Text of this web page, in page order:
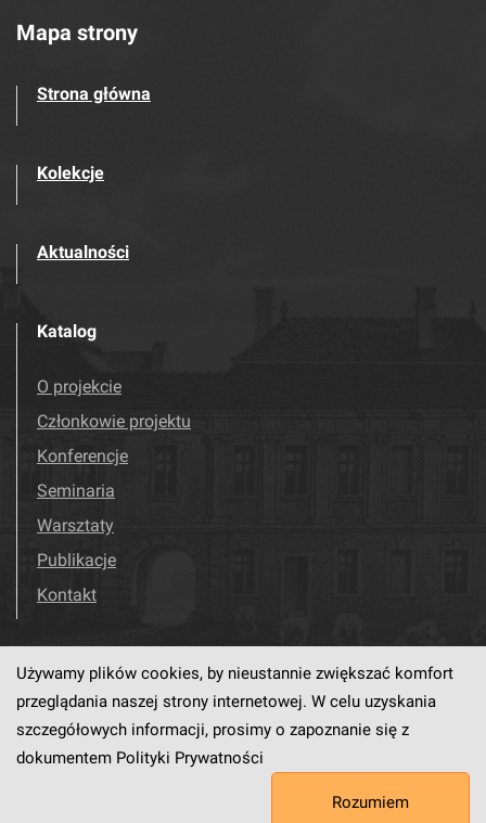
Mapa strony
Strona główna
Kolekcje
Aktualności
Katalog
O projekcie
Członkowie projektu
Konferencje
Seminaria
Warsztaty
Publikacje
Kontakt
Odwiedź nas! Facebook
Używamy plików cookies, by nieustannie zwiększać komfort
przeglądania naszej strony internetowej. W celu uzyskania
szczegółowych informacji, prosimy o zapoznanie się z
dokumentem Polityki Prywatności
Rozumiem